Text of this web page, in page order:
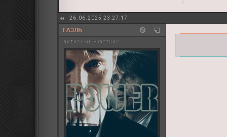
26.06.2025 23:27:17
ГАЭЛЬ
активный участник